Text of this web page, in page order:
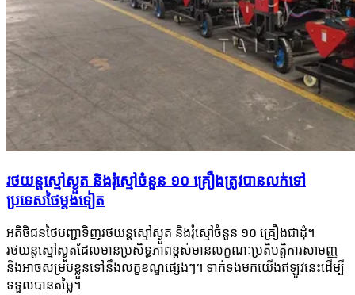
រថយន្តស្មៅស្ងួត និងរុំស្មៅចំនួន ១០ គ្រឿងត្រូវបានលក់ទៅ
ប្រទេសថៃម្តងទៀត
អតិថិជនថៃបញ្ជាទិញរថយន្តស្មៅស្ងួត និងរុំស្មៅចំនួន ១០ គ្រឿងជាដុំ។
រថយន្តស្មៅស្ងួតដែលមានប្រសិទ្ធភាពខ្ពស់មានលក្ខណៈប្រតិបត្តិការសាមញ្ញ
និងអាចសម្របខ្លួនទៅនឹងលក្ខខណ្ឌផ្សេងៗ។ ទាក់ទងមកយើងឥឡូវនេះដើម្បី
ទទួលបានតម្លៃ។